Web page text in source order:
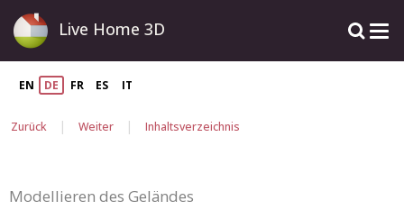
Live Home 3D
EN DE FR ES IT
Zurück | Weiter | Inhaltsverzeichnis
Modellieren des Geländes